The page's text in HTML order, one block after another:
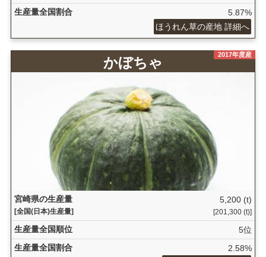
生産量全国割合
5.87%
ほうれん草の産地 詳細へ
2017年度産
かぼちゃ
宮崎県の生産量
[全国(日本)生産量]
5,200 (t)
[201,300 (t)]
生産量全国順位
5位
生産量全国割合
2.58%